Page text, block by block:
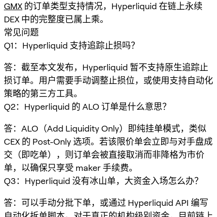
GMX 的订单类型支持情况，Hyperliquid 在链上永续
DEX 中的完整度已属上乘。
常见问题
Q1：Hyperliquid 支持追踪止损吗？
答：截至本文发布，Hyperliquid 暂不支持原生追踪止
损订单。用户需要手动调整止损位，或使用支持自动化
策略的第三方工具。
Q2：Hyperliquid 的 ALO 订单是什么意思？
答：ALO（Add Liquidity Only）即纯挂单模式，类似
CEX 的 Post-Only 选项。若该限价单会立即与对手盘成
交（即吃单），则订单会被直接取消而非降格为市价
单，以确保只享受 maker 手续费。
Q3：Hyperliquid 没有冰山单，大资金入场怎么办？
答：可以手动分批下单，或通过 Hyperliquid API 编写